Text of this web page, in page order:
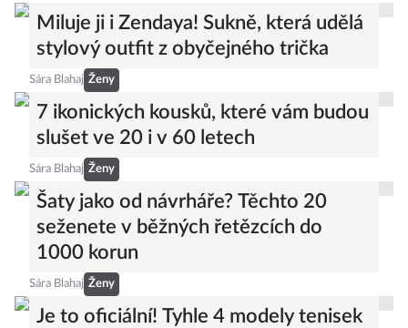
Miluje ji i Zendaya! Sukně, která udělá
stylový outfit z obyčejného trička
Sára Blahaj Ženy
7 ikonických kousků, které vám budou
slušet ve 20 i v 60 letech
Sára Blahaj Ženy
Šaty jako od návrháře? Těchto 20
seženete v běžných řetězcích do
1000 korun
Sára Blahaj Ženy
Je to oficiální! Tyhle 4 modely tenisek